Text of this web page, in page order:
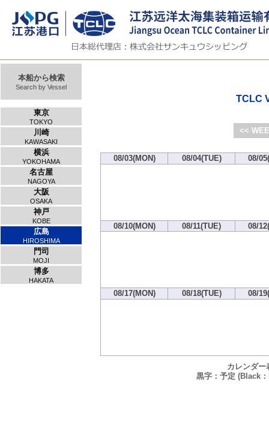
本船から検索
Search by Vessel
東京
TOKYO
川崎
KAWASAKI
横浜
YOKOHAMA
名古屋
NAGOYA
大阪
OSAKA
神戸
KOBE
広島
HIROSHIMA
門司
MOJI
博多
HAKATA
TCLC
<<
08/03(MON) 08/04(TUE) 08/
08/10(MON) 08/11(TUE) 08/
08/17(MON) 08/18(TUE) 08/
カレンダー
黒字：予定 (Black